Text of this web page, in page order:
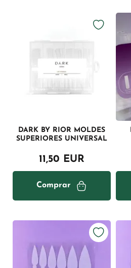
DARK BY RIOR MOLDES
SUPERIORES UNIVERSAL
11,50 EUR
Comprar